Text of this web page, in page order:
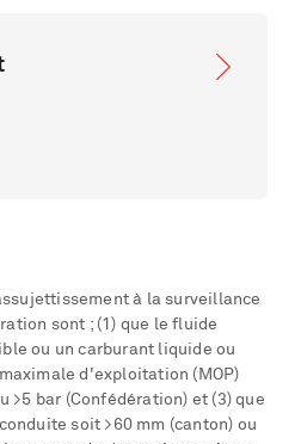
à la surveillance
sont ; (1) que le fluide
ou un carburant liquide ou
d'exploitation (MOP)
>5 bar (Confédération) et (3) que
soit >60 mm (canton) ou